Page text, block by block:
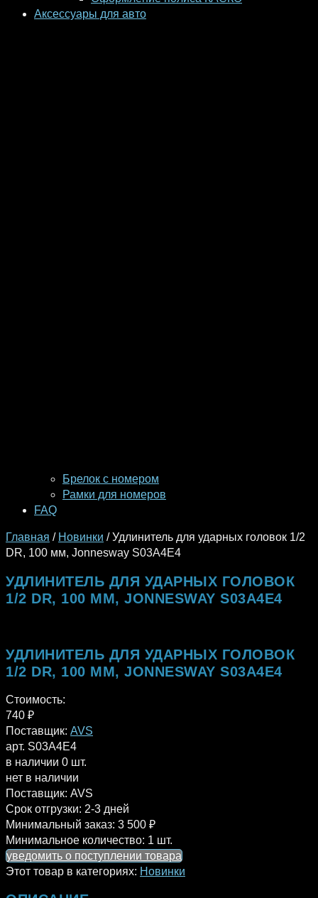
Аксессуары для авто
Брелок с номером
Рамки для номеров
FAQ
Главная / Новинки / Удлинитель для ударных головок 1/2
DR, 100 мм, Jonnesway S03A4E4
УДЛИНИТЕЛЬ ДЛЯ УДАРНЫХ ГОЛОВОК
1/2 DR, 100 ММ, JONNESWAY S03A4E4
УДЛИНИТЕЛЬ ДЛЯ УДАРНЫХ ГОЛОВОК
1/2 DR, 100 ММ, JONNESWAY S03A4E4
Стоимость:
740 ₽
Поставщик: AVS
арт. S03A4E4
в наличии 0 шт.
нет в наличии
Поставщик: AVS
Срок отгрузки: 2-3 дней
Минимальный заказ: 3 500 ₽
Минимальное количество: 1 шт.
уведомить о поступлении товара
Этот товар в категориях: Новинки